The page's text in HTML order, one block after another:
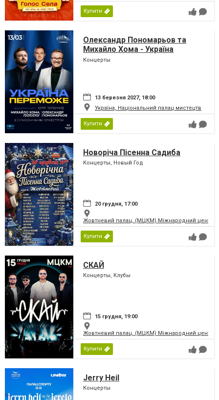
Купити
Олександр Пономарьов та
Михайло Хома - Україна
Переможе!
Концерты
13 березня 2027, 18:00
Україна, Національний палац мистецтв
Купити
Новоріча Пісенна Садиба
Концерты, Новый Год
20 грудня, 17:00
Жовтневий палац, (МЦКМ) Міжнародний центр
Купити
СКАЙ
Концерты, Клубы
15 грудня, 19:00
Жовтневий палац, (МЦКМ) Міжнародний центр
Купити
Jerry Heil
Концерты